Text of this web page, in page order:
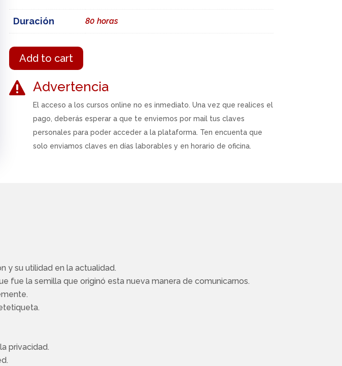
Duración 80 horas
Add to cart
 Advertencia
El acceso a los cursos online no es inmediato. Una vez que realices el
pago, deberás esperar a que te enviemos por mail tus claves
personales para poder acceder a la plataforma. Ten encuenta que
solo enviamos claves en días laborables y en horario de oficina.
y su utilidad en la actualidad.
fue la semilla que originó esta nueva manera de comunicarnos.
privacidad.